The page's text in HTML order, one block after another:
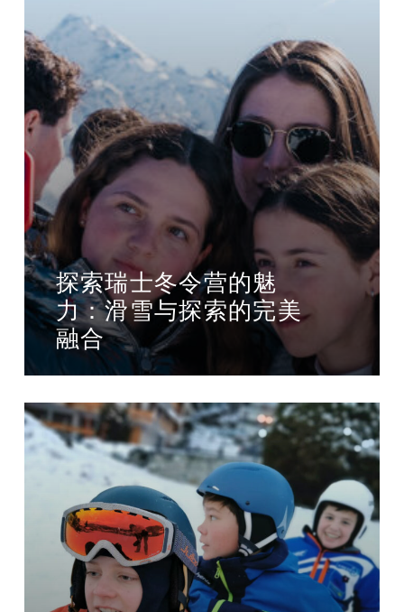
探索瑞士冬令营的魅
力：滑雪与探索的完美
融合